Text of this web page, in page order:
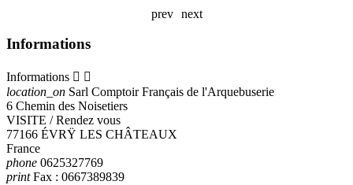
prev
next
Informations
Informations  
location_on Sarl Comptoir Français de l'Arquebuserie
6 Chemin des Noisetiers
VISITE / Rendez vous
77166 ÉVRŸ LES CHÂTEAUX
France
phone 0625327769
printFax : 0667389839